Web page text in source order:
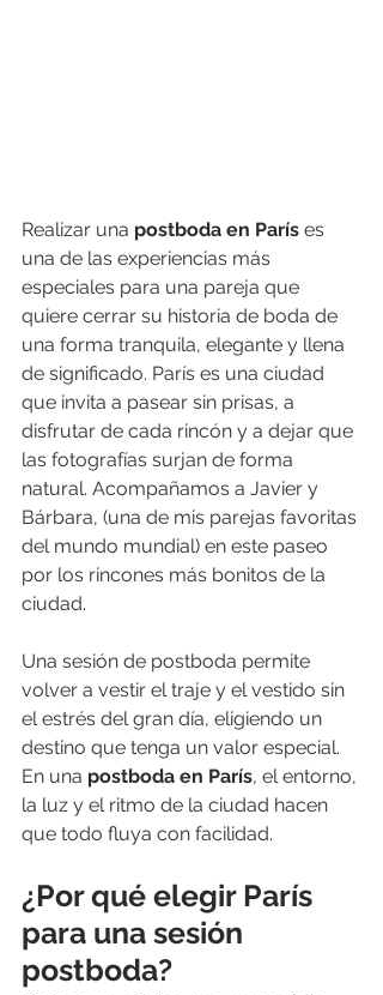
Realizar una postboda en París es
una de las experiencias más
especiales para una pareja que
quiere cerrar su historia de boda de
una forma tranquila, elegante y llena
de significado. París es una ciudad
que invita a pasear sin prisas, a
disfrutar de cada rincón y a dejar que
las fotografías surjan de forma
natural. Acompañamos a Javier y
Bárbara, (una de mis parejas favoritas
del mundo mundial) en este paseo
por los rincones más bonitos de la
ciudad.
Una sesión de postboda permite
volver a vestir el traje y el vestido sin
el estrés del gran día, eligiendo un
destino que tenga un valor especial.
En una postboda en París, el entorno,
la luz y el ritmo de la ciudad hacen
que todo fluya con facilidad.
¿Por qué elegir París
para una sesión
postboda?